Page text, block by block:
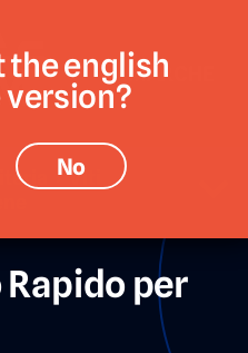
MARCHE
› Viti
per
the english
No